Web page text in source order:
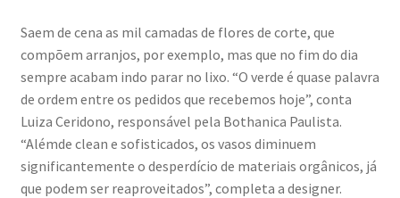
Saem de cena as mil camadas de flores de corte, que
compõem arranjos, por exemplo, mas que no fim do dia
sempre acabam indo parar no lixo. “O verde é quase palavra
de ordem entre os pedidos que recebemos hoje”, conta
Luiza Ceridono, responsável pela Bothanica Paulista.
“Alémde clean e sofisticados, os vasos diminuem
significantemente o desperdício de materiais orgânicos, já
que podem ser reaproveitados”, completa a designer.